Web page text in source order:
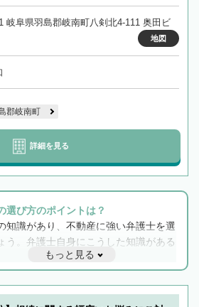
岐阜県羽島郡岐南町八剣北4-111 奥田ビ
地図
郡岐南町
詳細を見る
選び方のポイントは？
知識があり、不動産に強い弁護士を選
う。弁護士自身にこうした知識がある
との連携もスムーズに進み、トラブル
ならず相続をトータルで任せることが
。また、相続は感情がからむ分野なの
リングも重要です。実際に電話や面談
もっと見る